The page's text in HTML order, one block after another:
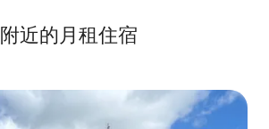
附近的月租住宿